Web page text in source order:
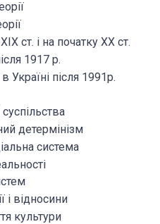
ст. і на початку ХХ ст.
1917 р.
Україні після 1991р.
детермінізм
система
і відносини
культури